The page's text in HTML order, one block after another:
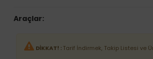
Araçlar:
DİKKAT! :Tarif İndirmek, Takip Listesi ve